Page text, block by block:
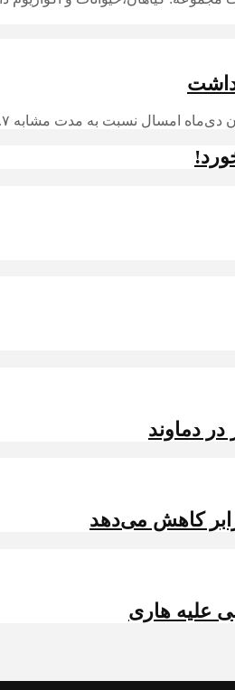
به مدت مشابه ۲۲.۷ درصد کاهش داشته است.
دماوند